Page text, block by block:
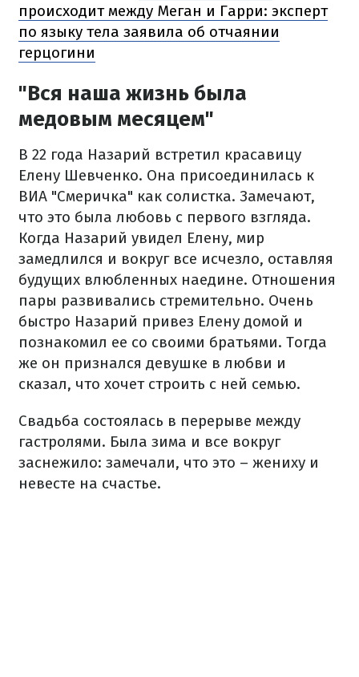
происходит между Меган и Гарри: эксперт
по языку тела заявила об отчаянии
герцогини
"Вся наша жизнь была
медовым месяцем"
В 22 года Назарий встретил красавицу
Елену Шевченко. Она присоединилась к
ВИА "Смеричка" как солистка. Замечают,
что это была любовь с первого взгляда.
Когда Назарий увидел Елену, мир
замедлился и вокруг все исчезло, оставляя
будущих влюбленных наедине. Отношения
пары развивались стремительно. Очень
быстро Назарий привез Елену домой и
познакомил ее со своими братьями. Тогда
же он признался девушке в любви и
сказал, что хочет строить с ней семью.
Свадьба состоялась в перерыве между
гастролями. Была зима и все вокруг
заснежило: замечали, что это – жениху и
невесте на счастье.